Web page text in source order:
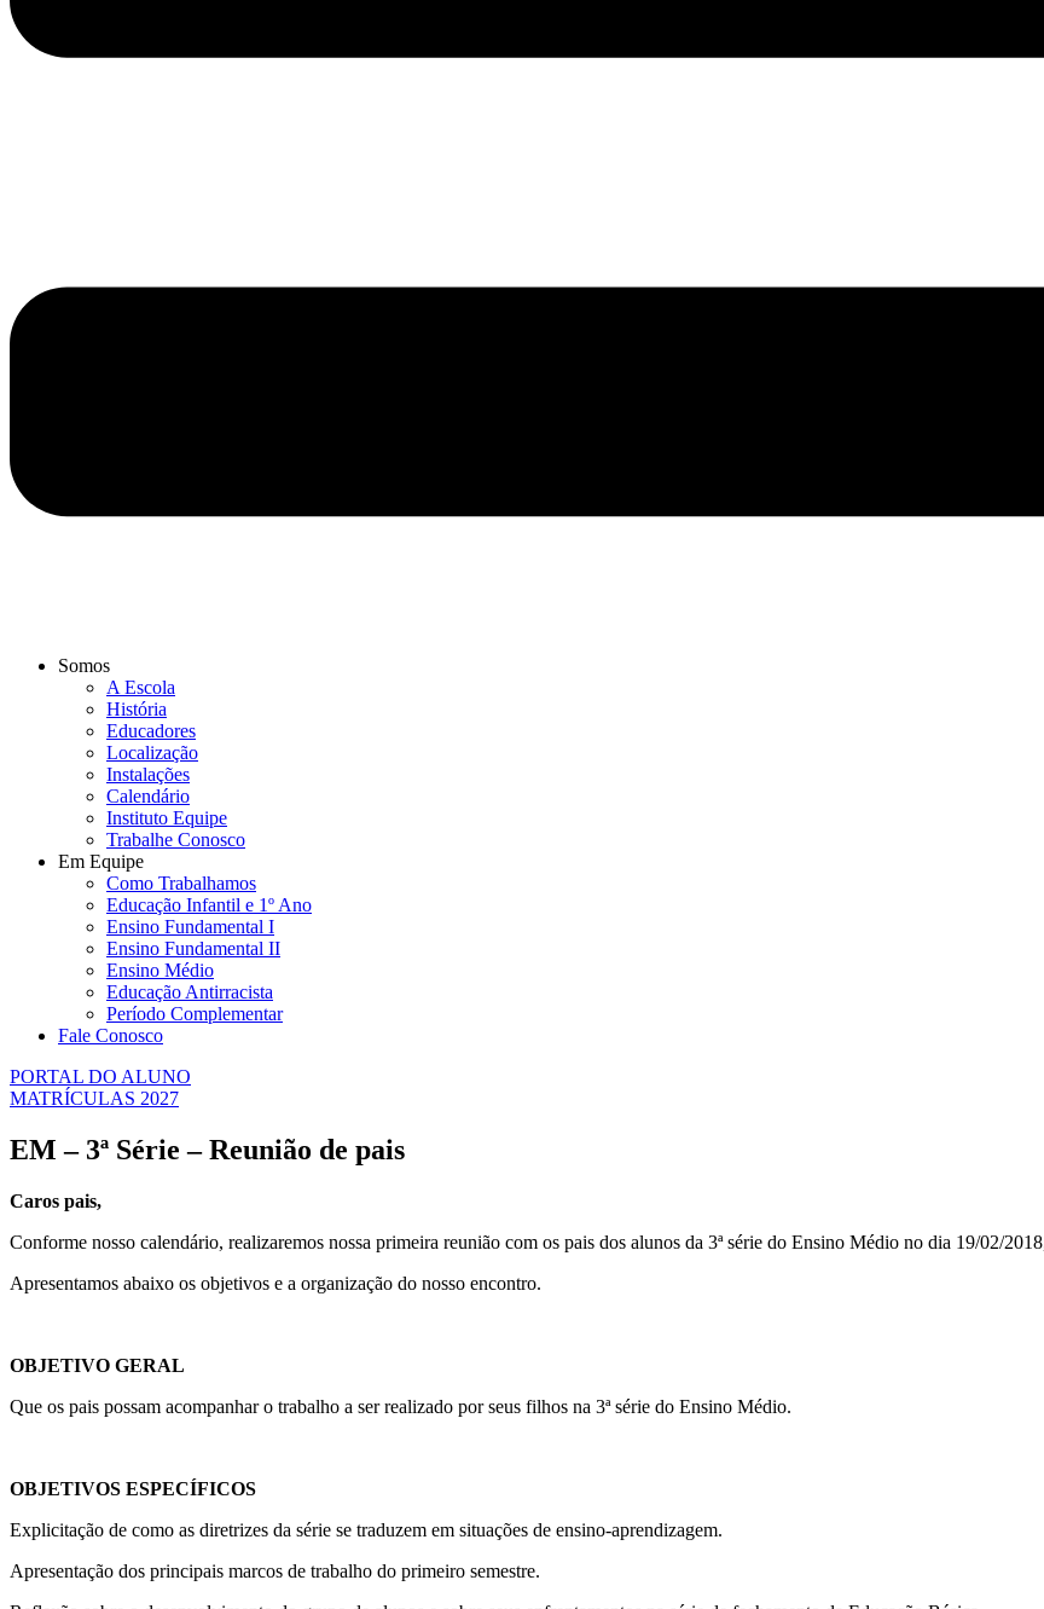
Somos
A Escola
História
Educadores
Localização
Instalações
Calendário
Instituto Equipe
Trabalhe Conosco
Em Equipe
Como Trabalhamos
Educação Infantil e 1º Ano
Ensino Fundamental I
Ensino Fundamental II
Ensino Médio
Educação Antirracista
Período Complementar
Fale Conosco
PORTAL DO ALUNO
MATRÍCULAS 2027
EM – 3ª Série – Reunião de pais
Caros pais,
Conforme nosso calendário, realizaremos nossa primeira reunião com os pais dos alunos da 3ª série do Ensino Médio no dia 19/02/
Apresentamos abaixo os objetivos e a organização do nosso encontro.
OBJETIVO GERAL
Que os pais possam acompanhar o trabalho a ser realizado por seus filhos na 3ª série do Ensino Médio.
OBJETIVOS ESPECÍFICOS
Explicitação de como as diretrizes da série se traduzem em situações de ensino-aprendizagem.
Apresentação dos principais marcos de trabalho do primeiro semestre.